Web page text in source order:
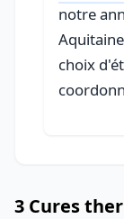
notre
choix
3 Cures